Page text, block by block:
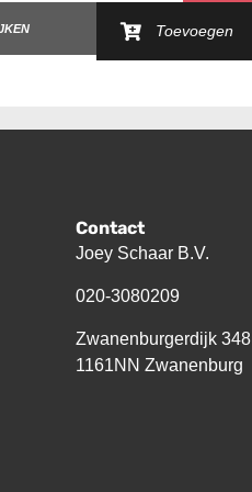
Toevoegen
Contact
Joey Schaar B.V.
020-3080209
Zwanenburgerdijk 348
1161NN Zwanenburg